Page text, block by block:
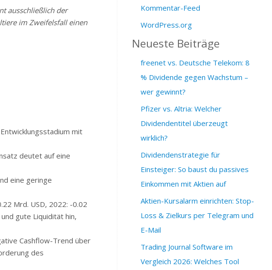
ausschließlich der
im Zweifelsfall einen
mit
deutet auf eine
eine geringe
Mrd. USD, 2022: -0.02
gute Liquidität hin,
Cashflow-Trend über
des
Kommentar-Feed
WordPress.org
Neueste Beiträge
freenet vs. Deutsche Telekom: 8
% Dividende gegen Wachstum –
wer gewinnt?
Pfizer vs. Altria: Welcher
Dividendentitel überzeugt
wirklich?
Dividendenstrategie für
Einsteiger: So baust du passives
Einkommen mit Aktien auf
Aktien-Kursalarm einrichten: Stop-
Loss & Zielkurs per Telegram und
E-Mail
Trading Journal Software im
Vergleich 2026: Welches Tool